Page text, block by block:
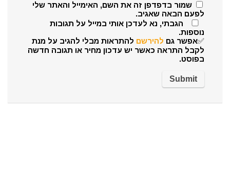
שמור בדפדפן זה את השם, האימייל והאתר שלי
לפעם הבאה שאגיב.
הגבתי, נא לעדכן אותי במייל על תגובות
נוספות.
✅אפשר גם להירשם להתראות מבלי להגיב על מנת
לקבל התראה כאשר יש עדכון מחיר או תגובה חדשה
בפוסט.